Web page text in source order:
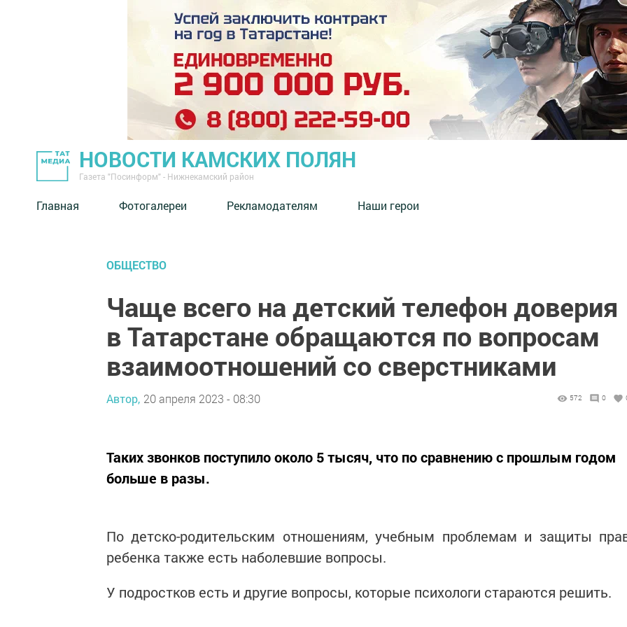
НОВОСТИ КАМСКИХ ПОЛЯН
Газета "Посинформ" - Нижнекамский район
Главная Фотогалереи Рекламодателям Наши герои
ОБЩЕСТВО
Чаще всего на детский телефон доверия
в Татарстане обращаются по вопросам
взаимоотношений со сверстниками
Автор, 20 апреля 2023 - 08:30 572 0
Таких звонков поступило около 5 тысяч, что по сравнению с прошлым годом
больше в разы.
По детско-родительским отношениям, учебным проблемам и защиты
ребенка также есть наболевшие вопросы.
У подростков есть и другие вопросы, которые психологи стараются решить.